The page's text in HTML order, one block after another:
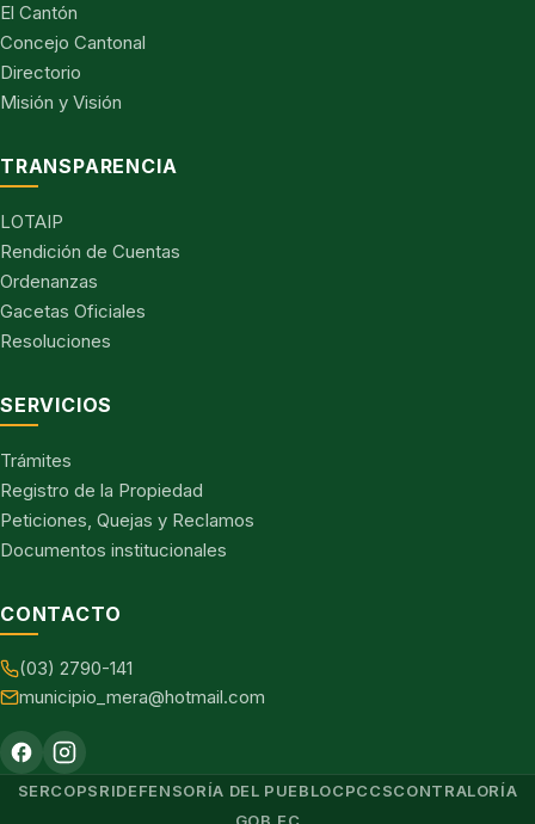
El Cantón
Concejo Cantonal
Directorio
Misión y Visión
TRANSPARENCIA
LOTAIP
Rendición de Cuentas
Ordenanzas
Gacetas Oficiales
Resoluciones
SERVICIOS
Trámites
Registro de la Propiedad
Peticiones, Quejas y Reclamos
Documentos institucionales
CONTACTO
(03) 2790-141
municipio_mera@hotmail.com
SERCOPSRIDEFENSORÍA DEL PUEBLOCPCCSCONTRALORÍA